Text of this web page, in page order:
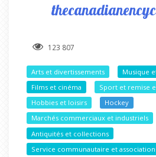
123 807
Arts et divertissements Musique
Films et cinéma
Sport et remise
Hobbies et loisirs
Hockey
Marchés commerciaux et industriels
Antiquités et collections
Service communautaire et